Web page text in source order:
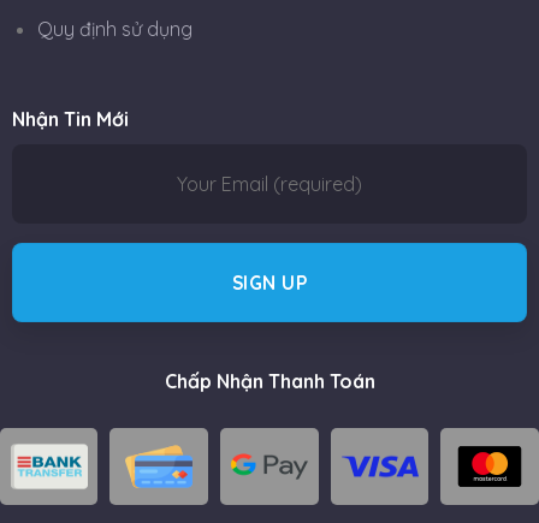
Quy định sử dụng
Nhận Tin Mới
Chấp Nhận Thanh Toán